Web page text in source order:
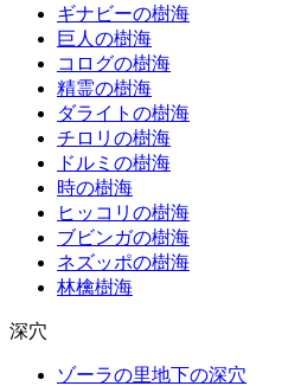
ギナビーの樹海
巨人の樹海
コログの樹海
精霊の樹海
ダライトの樹海
チロリの樹海
ドルミの樹海
時の樹海
ヒッコリの樹海
ブビンガの樹海
ネズッポの樹海
林檎樹海
深穴
ゾーラの里地下の深穴